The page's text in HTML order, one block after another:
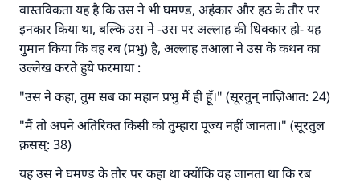
वास्तविकता यह है कि उस ने भी घमण्ड, अहंकार और हठ के तौर पर
इनकार किया था, बल्कि उस ने -उस पर अल्लाह की धिक्कार हो- यह
गुमान किया कि वह रब (प्रभु) है, अल्लाह तआला ने उस के कथन का
उल्लेख करते हुये फरमाया :
"उस ने कहा, तुम सब का महान प्रभु मैं ही हूँ।" (सूरतुन् नाज़िआत: 24)
"मैं तो अपने अतिरिक्त किसी को तुम्हारा पूज्य नहीं जानता।" (सूरतुल
क़सस्: 38)
यह उस ने घमण्ड के तौर पर कहा था क्योंकि वह जानता था कि रब
उत्तर संख्या 110845 ने एक शादी बचाई।.